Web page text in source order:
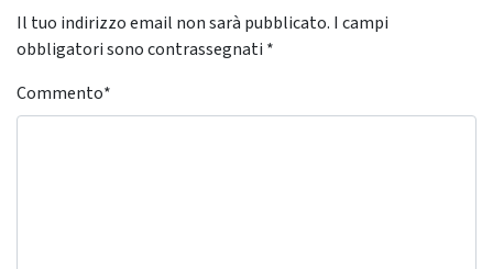
Il tuo indirizzo email non sarà pubblicato. I campi
obbligatori sono contrassegnati *
Commento*